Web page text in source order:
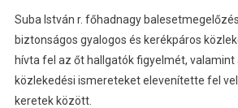
Suba István r. főhadnagy
biztonságos gyalogos és kerékpáros
hívta fel az őt hallgatók figyelmét, valamint
közlekedési ismereteket elevenítette fel
keretek között.